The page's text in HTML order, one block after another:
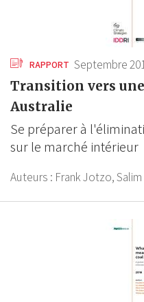
RAPPORT Septembre
Transition vers
Australie
Se préparer à
sur le marché intérieur
Auteurs : Frank Jotzo,